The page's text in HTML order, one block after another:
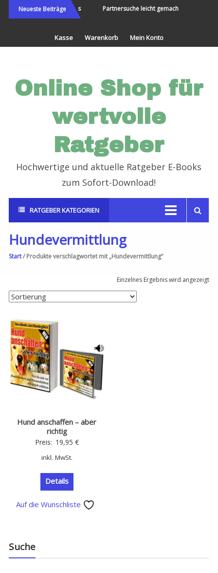
Direkt
zum
Neueste Beiträge
Welt bereisen und Neues Partnersuche leicht gemacht
Kasse Warenkorb Mein Konto
Online Shop für
wertvolle
Ratgeber
Hochwertige und aktuelle Ratgeber E-Books
zum Sofort-Download!
RATGEBER KATEGORIEN
Hundevermittlung
Start/ Produkte verschlagwortet mit „Hundevermittlung“
Einzelnes Ergebnis wird angezeigt
Hund anschaffen – aber
richtig
Preis: 19,95 €
inkl. MwSt.
Details
Auf die Wunschliste
Suche